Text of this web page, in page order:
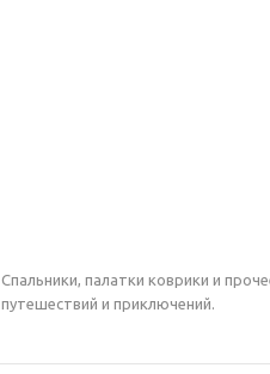
Спальники, палатки коврики и
путешествий и приключений.